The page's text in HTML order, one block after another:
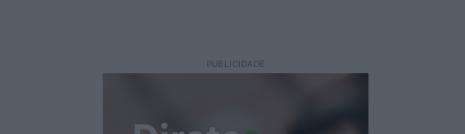
PUBLICIDADE